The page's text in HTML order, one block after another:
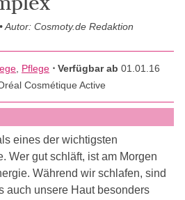
Autor: Cosmoty.de Redaktion
Pflege ⋅ Verfügbar ab 01.01.16
Cosmétique Active
eines der wichtigsten
Wer gut schläft, ist am Morgen
Während wir schlafen, sind
auch unsere Haut besonders